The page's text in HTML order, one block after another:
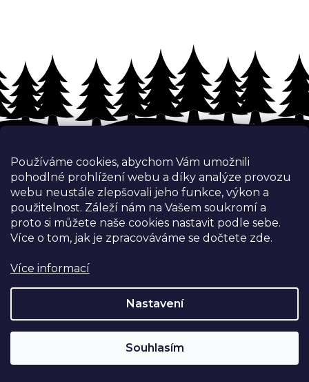
Používáme cookies, abychom Vám umožnili
pohodlné prohlížení webu a díky analýze provozu
webu neustále zlepšovali jeho funkce, výkon a
použitelnost. Záleží nám na Vašem soukromí a
proto si můžete naše cookies nastavit podle sebe.
Více o tom, jak je zpracováváme se dočtete zde.
Více informací
Nastavení
Souhlasím
bez problémů do 14 dnů
Z
Nejoutdoor.cz